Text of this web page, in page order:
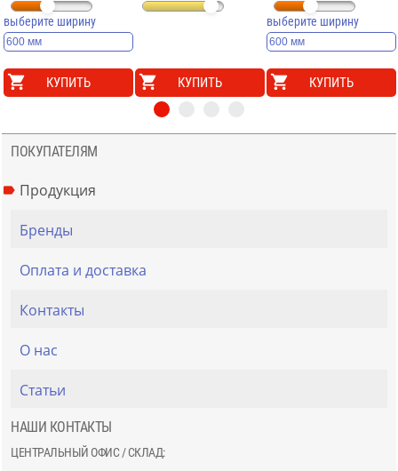
выберите ширину
КУПИТЬ КУПИТЬ
выберите ширину
КУПИТЬ
ПОКУПАТЕЛЯМ
Продукция
Бренды
Оплата и доставка
Контакты
О нас
Статьи
НАШИ КОНТАКТЫ
ЦЕНТРАЛЬНЫЙ ОФИС / СКЛАД: